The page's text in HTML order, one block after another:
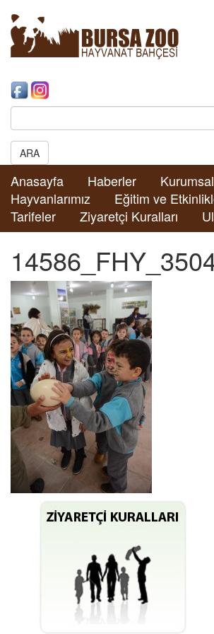
Search:
ARA
Anasayfa Haberler
Kurumsal
Hayvanlarımız
Eğitim ve
Tarifeler
Ziyaretçi Kuralları